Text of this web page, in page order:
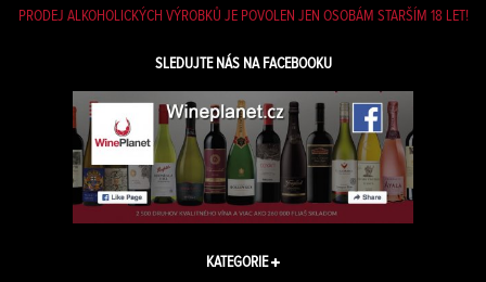
PRODEJ ALKOHOLICKÝCH VÝROBKŮ JE POVOLEN JEN OSOBÁM STARŠÍM 18 LET!
SLEDUJTE NÁS NA FACEBOOKU
KATEGORIE